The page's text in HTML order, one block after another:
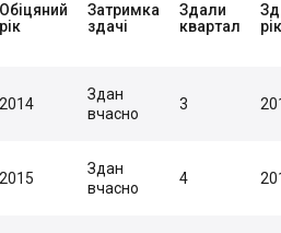
Обіцяний
рік
Затримка
здачі
Здали
квартал
рік
2014
Здан
вчасно
3
2015
Здан
вчасно
4